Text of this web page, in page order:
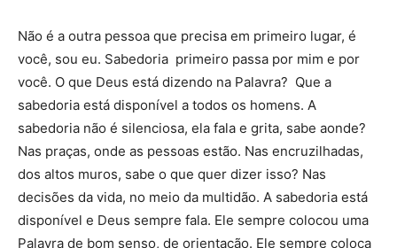
Não é a outra pessoa que precisa em primeiro lugar, é
você, sou eu. Sabedoria primeiro passa por mim e por
você. O que Deus está dizendo na Palavra? Que a
sabedoria está disponível a todos os homens. A
sabedoria não é silenciosa, ela fala e grita, sabe aonde?
Nas praças, onde as pessoas estão. Nas encruzilhadas,
dos altos muros, sabe o que quer dizer isso? Nas
decisões da vida, no meio da multidão. A sabedoria está
disponível e Deus sempre fala. Ele sempre colocou uma
Palavra de bom senso, de orientação. Ele sempre coloca